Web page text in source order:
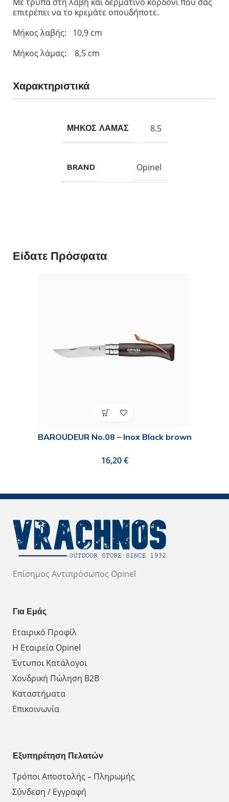
επιτρέπει να το κρεμάτε οπουδήποτε.
Μήκος λαβής: 10,9 cm
Μήκος λάμας: 8,5 cm
Χαρακτηριστικά
ΜΗΚΟΣ ΛΑΜΑΣ 8.5
BRAND Opinel
Είδατε Πρόσφατα
BAROUDEUR No.08 – Inox Black brown
€
Επίσημος Αντιπρόσωπος Opinel
Για Εμάς
Εταιρικό Προφίλ
Η Εταιρεία Opinel
Έντυποι Κατάλογοι
Χονδρική Πώληση Β2Β
Καταστήματα
Επικοινωνία
Εξυπηρέτηση Πελατών
Τρόποι Αποστολής – Πληρωμής
Σύνδεση / Εγγραφή